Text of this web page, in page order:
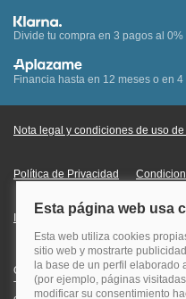
Divide tu compra en 3 pagos al 0%
Financia hasta en 12 meses o en
Nota legal y condiciones de uso
Política de Privacidad
Información Legal sobre Mercados
Quehoteles.com - Especialistas en
Todos los derechos reservados.